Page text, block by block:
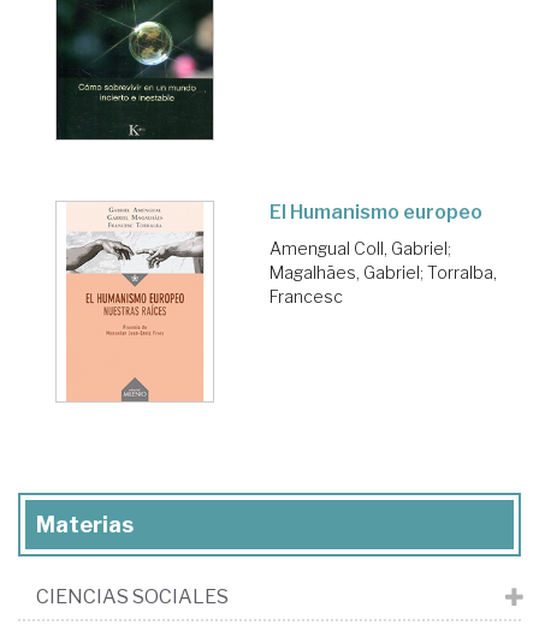
El Humanismo europeo
Amengual Coll, Gabriel;
Magalhães, Gabriel; Torralba,
Francesc
Materias
CIENCIAS SOCIALES